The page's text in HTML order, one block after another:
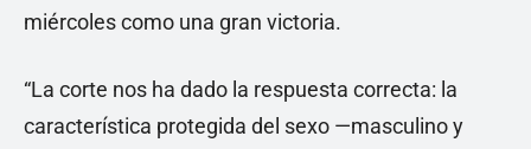
miércoles como una gran victoria.
“La corte nos ha dado la respuesta correcta: la
característica protegida del sexo —masculino y